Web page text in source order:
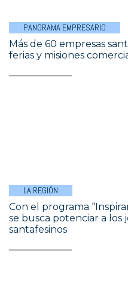
PANORAMA EMPRESARIO
Más de 60 empresas
ferias y misiones
LA REGIÓN
Con el programa
se busca potenciar a
santafesinos